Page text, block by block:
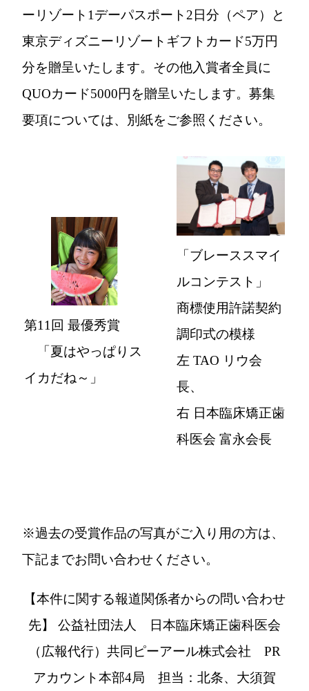
ーリゾート1デーパスポート2日分（ペア）と
東京ディズニーリゾートギフトカード5万円
分を贈呈いたします。その他入賞者全員に
QUOカード5000円を贈呈いたします。募集
要項については、別紙をご参照ください。
第11回 最優秀賞
「夏はやっぱりス
イカだね～」
「ブレーススマイ
ルコンテスト」
商標使用許諾契約
調印式の模様
左 TAO リウ会
長、
右 日本臨床矯正歯
科医会 富永会長
※過去の受賞作品の写真がご入り用の方は、
下記までお問い合わせください。
【本件に関する報道関係者からの問い合わせ
先】
公益社団法人 日本臨床矯正歯科医会
（広報代行）共同ピーアール株式会社 PR
アカウント本部4局 担当：北条、大須賀